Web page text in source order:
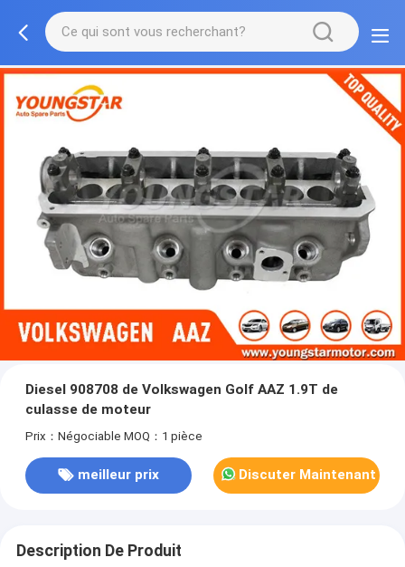
Diesel 908708 de Volkswagen Golf AAZ 1.9T de
culasse de moteur
Prix：Négociable MOQ：1 pièce
meilleur prix Discuter Maintenant
Description De Produit